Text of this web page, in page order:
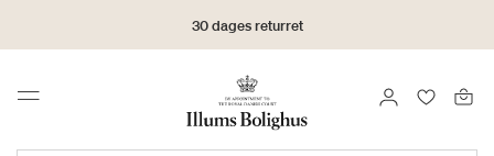
30 dages returret
Menu LOG IND